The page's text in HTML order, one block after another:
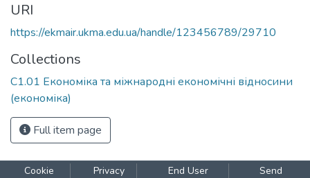
URI
https://ekmair.ukma.edu.ua/handle/123456789/29710
Collections
С1.01 Економіка та міжнародні економічні відносини
(економіка)
Full item page
Cookie
Privacy
End User
Send